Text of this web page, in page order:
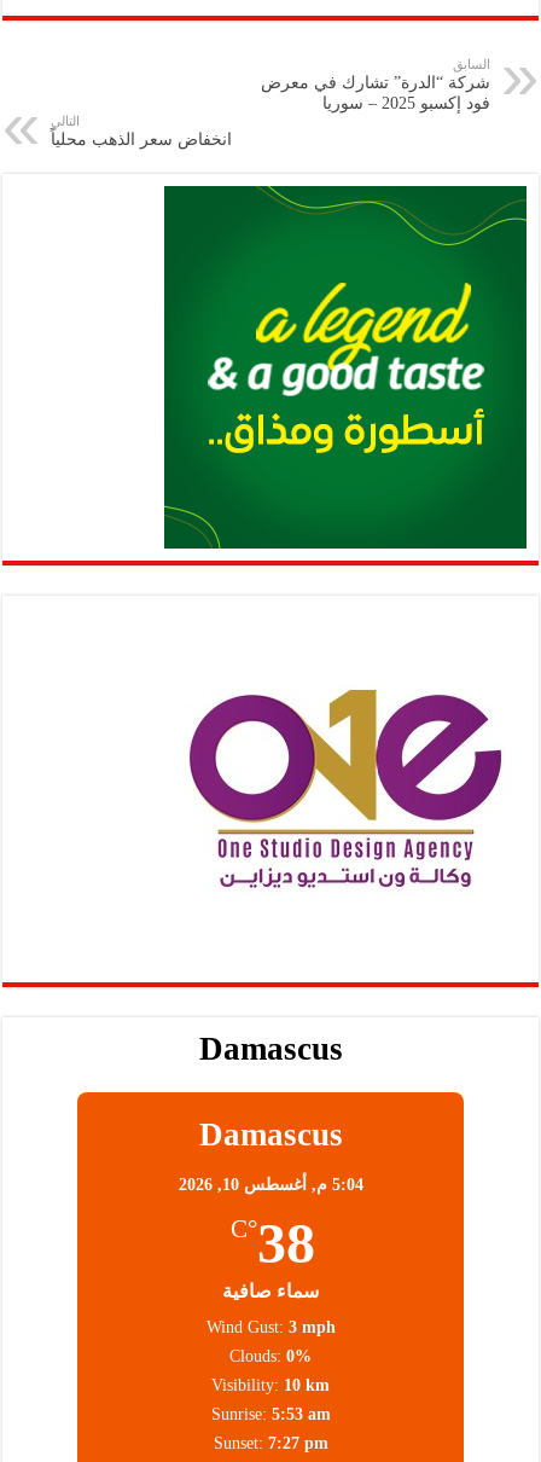
p
y
Li
k
eb
k
tt
nt
at
A
p
gr
ai
ar
السابق
شركة “الدرة” تشارك في معرض
فود إكسبو 2025 – سوريا
التالي
انخفاض سعر الذهب محلياً
Damascus
Damascus
5:04 م, أغسطس 10, 2026
38
°C
سماء صافية
Wind Gust: 3 mph
Clouds: 0%
Visibility: 10 km
Sunrise: 5:53 am
Sunset: 7:27 pm